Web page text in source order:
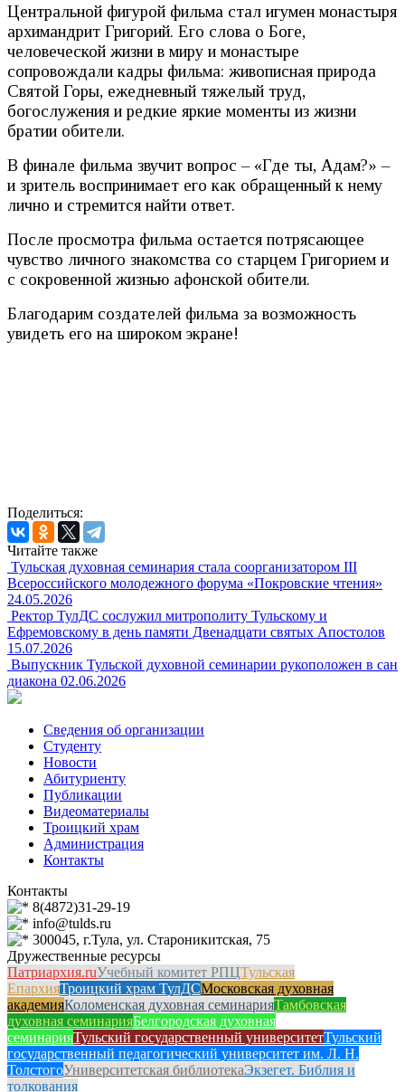
Центральной фигурой фильма стал игумен монастыря
архимандрит Григорий. Его слова о Боге,
человеческой жизни в миру и монастыре
сопровождали кадры фильма: живописная природа
Святой Горы, ежедневный тяжелый труд,
богослужения и редкие яркие моменты из жизни
братии обители.
В финале фильма звучит вопрос – «Где ты, Адам?» –
и зритель воспринимает его как обращенный к нему
лично и стремится найти ответ.
После просмотра фильма остается потрясающее
чувство личного знакомства со старцем Григорием и
с сокровенной жизнью афонской обители.
Благодарим создателей фильма за возможность
увидеть его на широком экране!
Поделиться:
Читайте также
Тульская духовная семинария стала соорганизатором III
Всероссийского молодежного форума «Покровские чтения»
24.05.2026
Ректор ТулДС сослужил митрополиту Тульскому и
Ефремовскому в день памяти Двенадцати святых Апостолов
15.07.2026
Выпускник Тульской духовной семинарии рукоположен в сан
диакона 02.06.2026
Сведения об организации
Студенту
Новости
Абитуриенту
Публикации
Видеоматериалы
Троицкий храм
Администрация
Контакты
Контакты
8(4872)31-29-19
info@tulds.ru
300045, г.Тула, ул. Староникитская, 75
Дружественные ресурсы
Патриархия.ruУчебный комитет РПЦТульская
ЕпархияТроицкий храм ТулДСМосковская духовная
академияКоломенская духовная семинарияТамбовская
духовная семинарияБелгородская духовная
семинарияТульский государственный университетТульский
государственный педагогический университет им. Л. Н.
ТолстогоУниверситетская библиотекаЭкзегет. Библия и
толкования